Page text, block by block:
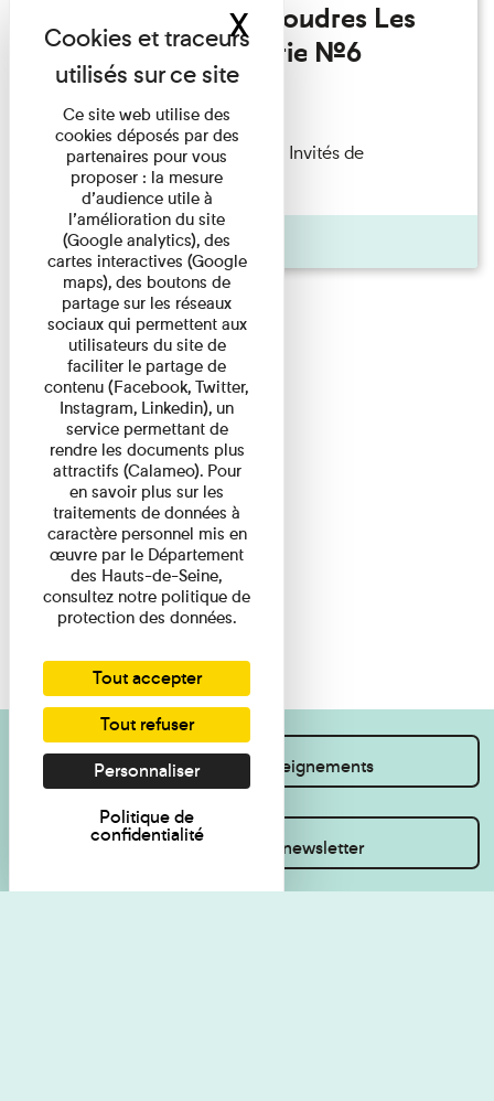
Fanny Taillandier - Foudres Les
Invités de l’Imprimerie n°6
Lecture
Fanny Taillandier – Foudres Les Invités de
l’Imprimerie n°6 Lecture ...
Pages
Je souhaite des renseignements
Inscrivez-vous à la newsletter
Ce site web utilise des
cookies déposés par des
partenaires pour vous
proposer : la mesure
d’audience utile à
l’amélioration du site
(Google analytics), des
cartes interactives (Google
maps), des boutons de
partage sur les réseaux
sociaux qui permettent aux
utilisateurs du site de
faciliter le partage de
contenu (Facebook, Twitter,
Instagram, Linkedin), un
service permettant de
rendre les documents plus
attractifs (Calameo). Pour
en savoir plus sur les
traitements de données à
caractère personnel mis en
œuvre par le Département
des Hauts-de-Seine,
consultez notre politique de
protection des données.
Tout accepter
Tout refuser
Personnaliser
Politique de
confidentialité
XMasquer le